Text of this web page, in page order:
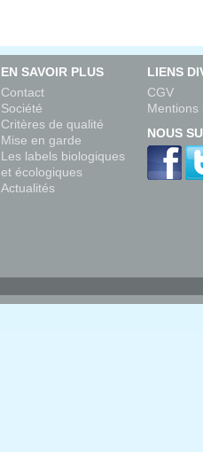
EN SAVOIR PLUS
Contact
Société
Critères de qualité
Mise en garde
Les labels biologiques
et écologiques
Actualités
LIENS
CGV
Mentions
NOUS